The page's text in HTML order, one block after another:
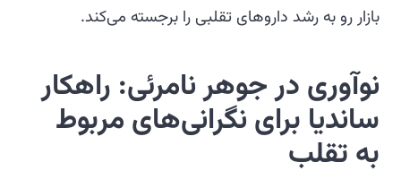
بازار رو به رشد داروهای تقلبی را برجسته می‌کند.
نوآوری در جوهر نامرئی: راهکار
ساندیا برای نگرانی‌های مربوط
به تقلب